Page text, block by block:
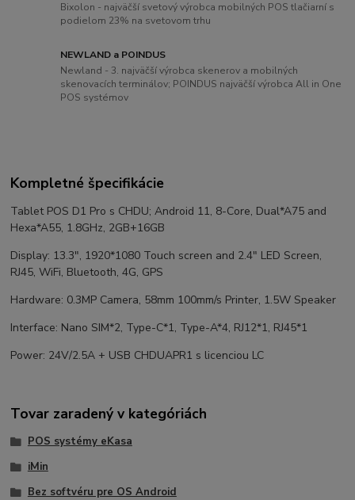
Bixolon - najväčší svetový výrobca mobilných POS tlačiarní s
podielom 23% na svetovom trhu
NEWLAND a POINDUS
Newland - 3. najväčší výrobca skenerov a mobilných
skenovacích terminálov; POINDUS najväčší výrobca All in One
POS systémov
Kompletné špecifikácie
Tablet POS D1 Pro s CHDU; Android 11, 8-Core, Dual*A75 and
Hexa*A55, 1.8GHz, 2GB+16GB
Display: 13.3", 1920*1080 Touch screen and 2.4" LED Screen,
RJ45, WiFi, Bluetooth, 4G, GPS
Hardware: 0.3MP Camera, 58mm 100mm/s Printer, 1.5W Speaker
Interface: Nano SIM*2, Type-C*1, Type-A*4, RJ12*1, RJ45*1
Power: 24V/2.5A + USB CHDUAPR1 s licenciou LC
Tovar zaradený v kategóriách
POS systémy eKasa
iMin
Bez softvéru pre OS Android